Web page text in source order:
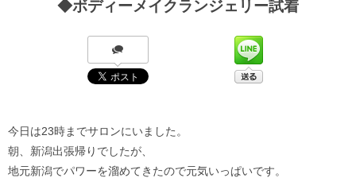
◆ボディーメイクランジェリー試着
今日は23時までサロンにいました。
朝、新潟出張帰りでしたが、
地元新潟でパワーを溜めてきたので元気いっぱいです。